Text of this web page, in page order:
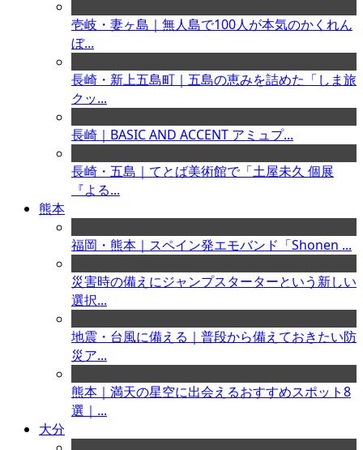
壱岐・妻ヶ島｜無人島で100人が本気のかくれん
ぼ...
長崎・新上五島町｜五島の恵みを詰めた「しま旅
クッ...
長崎｜BASIC AND ACCENT アミュプ...
長崎・五島｜てとば美術館で「土屋未久 個展
『よる...
熊本
福岡・熊本｜スペイン発エモバンド「Shonen ...
災害時の備えにジャンプスターターという新しい
選択...
地震・台風に備える｜普段から備えておきたい防
災ア...
熊本｜満天の星空に出会えるおすすめスポット8
選｜...
大分